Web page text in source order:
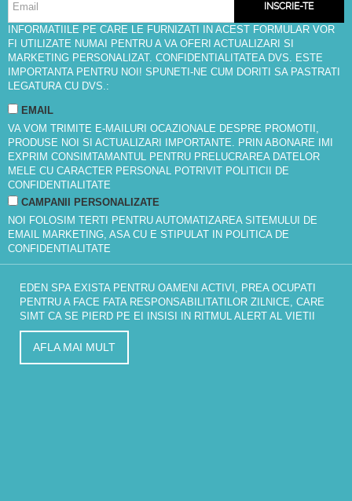
INSCRIE-TE
INFORMATIILE PE CARE LE FURNIZATI IN ACEST FORMULAR VOR
FI UTILIZATE NUMAI PENTRU A VA OFERI ACTUALIZARI SI
MARKETING PERSONALIZAT. CONFIDENTIALITATEA DVS. ESTE
IMPORTANTA PENTRU NOI! SPUNETI-NE CUM DORITI SA PASTRATI
LEGATURA CU DVS.:
EMAIL
VA VOM TRIMITE E-MAILURI OCAZIONALE DESPRE PROMOTII,
PRODUSE NOI SI ACTUALIZARI IMPORTANTE. PRIN ABONARE IMI
EXPRIM CONSIMTAMANTUL PENTRU PRELUCRAREA DATELOR
MELE CU CARACTER PERSONAL POTRIVIT POLITICII DE
CONFIDENTIALITATE
CAMPANII PERSONALIZATE
NOI FOLOSIM TERTI PENTRU AUTOMATIZAREA SITEMULUI DE
EMAIL MARKETING, ASA CU E STIPULAT IN POLITICA DE
CONFIDENTIALITATE
EDEN SPA EXISTA PENTRU OAMENI ACTIVI, PREA OCUPATI
PENTRU A FACE FATA RESPONSABILITATILOR ZILNICE, CARE
SIMT CA SE PIERD PE EI INSISI IN RITMUL ALERT AL VIETII
AFLA MAI MULT